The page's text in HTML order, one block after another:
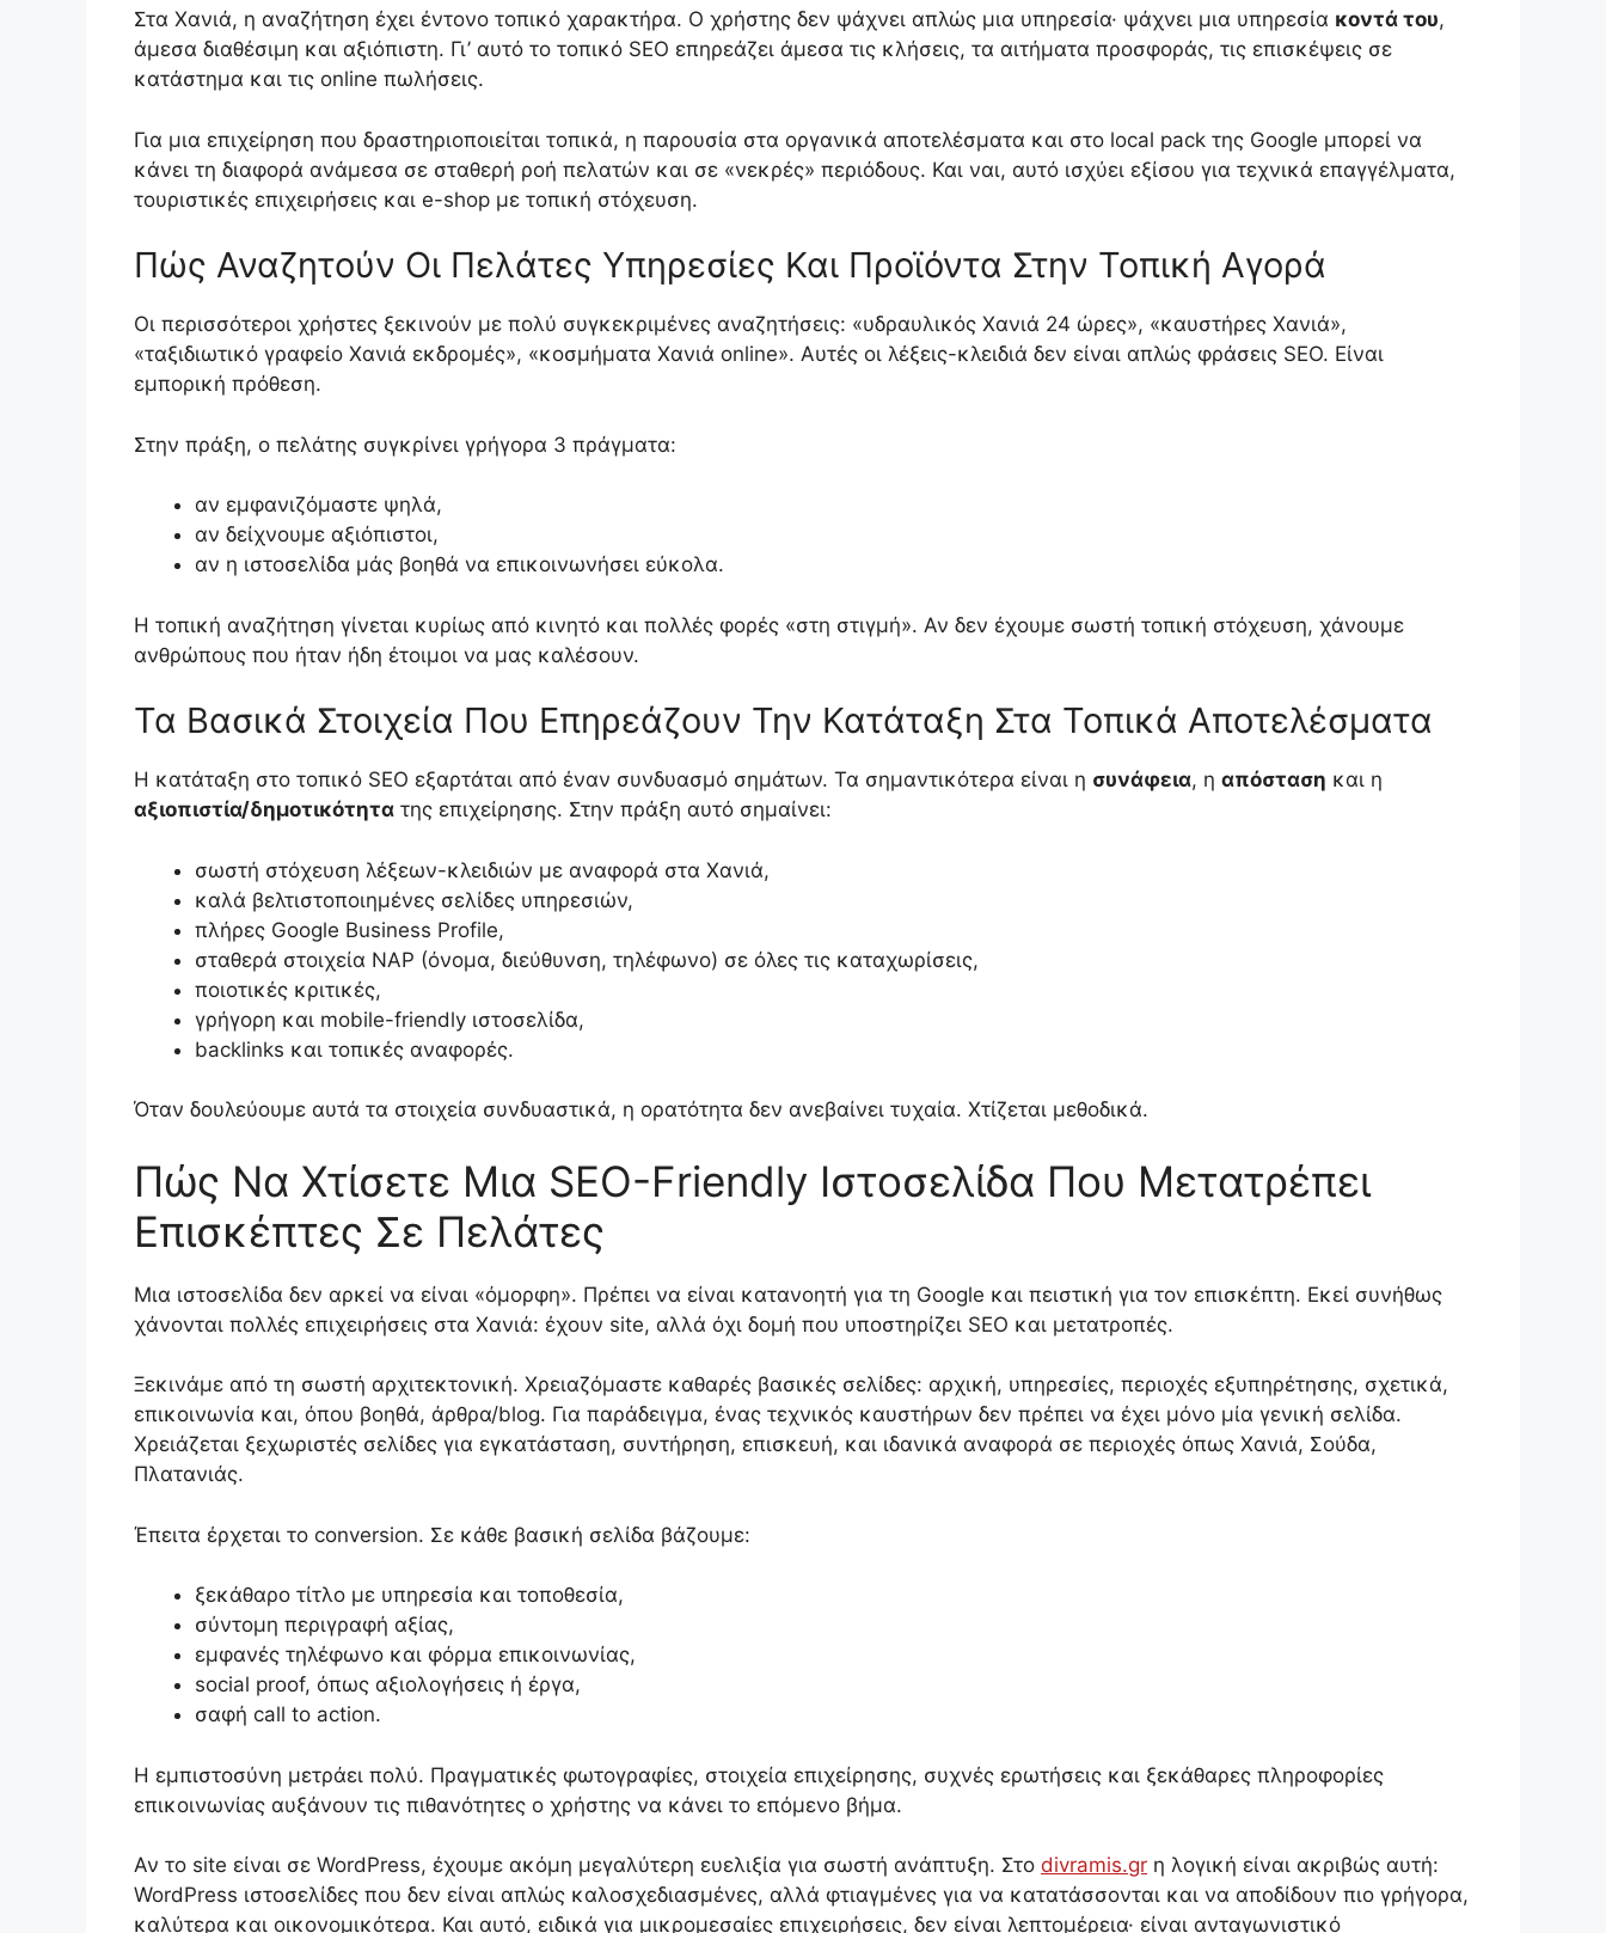
Στα Χανιά, η αναζήτηση έχει έντονο τοπικό χαρακτήρα. Ο χρήστης δεν ψάχνει απλώς μια υπηρεσία· ψάχνει μια υπηρεσία κοντά του,
άμεσα διαθέσιμη και αξιόπιστη. Γι’ αυτό το τοπικό SEO επηρεάζει άμεσα τις κλήσεις, τα αιτήματα προσφοράς, τις επισκέψεις σε
κατάστημα και τις online πωλήσεις.
Για μια επιχείρηση που δραστηριοποιείται τοπικά, η παρουσία στα οργανικά αποτελέσματα και στο local pack της Google μπορεί να
κάνει τη διαφορά ανάμεσα σε σταθερή ροή πελατών και σε «νεκρές» περιόδους. Και ναι, αυτό ισχύει εξίσου για τεχνικά επαγγέλματα,
τουριστικές επιχειρήσεις και e-shop με τοπική στόχευση.
Πώς Αναζητούν Οι Πελάτες Υπηρεσίες Και Προϊόντα Στην Τοπική Αγορά
Οι περισσότεροι χρήστες ξεκινούν με πολύ συγκεκριμένες αναζητήσεις: «υδραυλικός Χανιά 24 ώρες», «καυστήρες Χανιά»,
«ταξιδιωτικό γραφείο Χανιά εκδρομές», «κοσμήματα Χανιά online». Αυτές οι λέξεις-κλειδιά δεν είναι απλώς φράσεις SEO. Είναι
εμπορική πρόθεση.
Στην πράξη, ο πελάτης συγκρίνει γρήγορα 3 πράγματα:
αν εμφανιζόμαστε ψηλά,
αν δείχνουμε αξιόπιστοι,
αν η ιστοσελίδα μάς βοηθά να επικοινωνήσει εύκολα.
Η τοπική αναζήτηση γίνεται κυρίως από κινητό και πολλές φορές «στη στιγμή». Αν δεν έχουμε σωστή τοπική στόχευση, χάνουμε
ανθρώπους που ήταν ήδη έτοιμοι να μας καλέσουν.
Τα Βασικά Στοιχεία Που Επηρεάζουν Την Κατάταξη Στα Τοπικά Αποτελέσματα
Η κατάταξη στο τοπικό SEO εξαρτάται από έναν συνδυασμό σημάτων. Τα σημαντικότερα είναι η συνάφεια, η απόσταση και η
αξιοπιστία/δημοτικότητα της επιχείρησης. Στην πράξη αυτό σημαίνει:
σωστή στόχευση λέξεων-κλειδιών με αναφορά στα Χανιά,
καλά βελτιστοποιημένες σελίδες υπηρεσιών,
πλήρες Google Business Profile,
σταθερά στοιχεία NAP (όνομα, διεύθυνση, τηλέφωνο) σε όλες τις καταχωρίσεις,
ποιοτικές κριτικές,
γρήγορη και mobile-friendly ιστοσελίδα,
backlinks και τοπικές αναφορές.
Όταν δουλεύουμε αυτά τα στοιχεία συνδυαστικά, η ορατότητα δεν ανεβαίνει τυχαία. Χτίζεται μεθοδικά.
Πώς Να Χτίσετε Μια SEO-Friendly Ιστοσελίδα Που Μετατρέπει
Επισκέπτες Σε Πελάτες
Μια ιστοσελίδα δεν αρκεί να είναι «όμορφη». Πρέπει να είναι κατανοητή για τη Google και πειστική για τον επισκέπτη. Εκεί συνήθως
χάνονται πολλές επιχειρήσεις στα Χανιά: έχουν site, αλλά όχι δομή που υποστηρίζει SEO και μετατροπές.
Ξεκινάμε από τη σωστή αρχιτεκτονική. Χρειαζόμαστε καθαρές βασικές σελίδες: αρχική, υπηρεσίες, περιοχές εξυπηρέτησης, σχετικά,
επικοινωνία και, όπου βοηθά, άρθρα/blog. Για παράδειγμα, ένας τεχνικός καυστήρων δεν πρέπει να έχει μόνο μία γενική σελίδα.
Χρειάζεται ξεχωριστές σελίδες για εγκατάσταση, συντήρηση, επισκευή, και ιδανικά αναφορά σε περιοχές όπως Χανιά, Σούδα,
Πλατανιάς.
Έπειτα έρχεται το conversion. Σε κάθε βασική σελίδα βάζουμε:
ξεκάθαρο τίτλο με υπηρεσία και τοποθεσία,
σύντομη περιγραφή αξίας,
εμφανές τηλέφωνο και φόρμα επικοινωνίας,
social proof, όπως αξιολογήσεις ή έργα,
σαφή call to action.
Η εμπιστοσύνη μετράει πολύ. Πραγματικές φωτογραφίες, στοιχεία επιχείρησης, συχνές ερωτήσεις και ξεκάθαρες πληροφορίες
επικοινωνίας αυξάνουν τις πιθανότητες ο χρήστης να κάνει το επόμενο βήμα.
Αν το site είναι σε WordPress, έχουμε ακόμη μεγαλύτερη ευελιξία για σωστή ανάπτυξη. Στο divramis.gr η λογική είναι ακριβώς αυτή:
WordPress ιστοσελίδες που δεν είναι απλώς καλοσχεδιασμένες, αλλά φτιαγμένες για να κατατάσσονται και να αποδίδουν πιο γρήγορα,
καλύτερα και οικονομικότερα. Και αυτό, ειδικά για μικρομεσαίες επιχειρήσεις, δεν είναι λεπτομέρεια· είναι ανταγωνιστικό